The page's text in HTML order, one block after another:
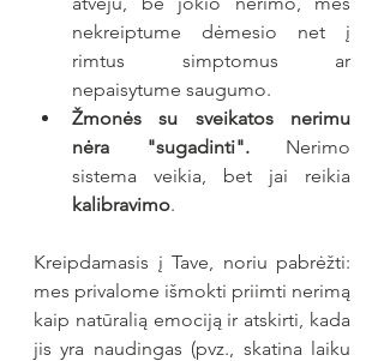
nekreiptume dėmesio net į
rimtus simptomus ar
nepaisytume saugumo.
Žmonės su sveikatos nerimu
nėra "sugadinti". Nerimo
kalibravimo.
Kreipdamasis į Tave, noriu pabrėžti:
mes privalome išmokti priimti nerimą
kaip natūralią emociją ir atskirti, kada
jis yra naudingas (pvz., skatina laiku